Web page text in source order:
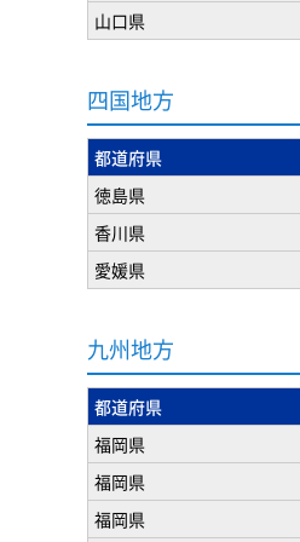
山口県
四国地方
都道府県
徳島県
香川県
愛媛県
九州地方
都道府県
福岡県
福岡県
福岡県